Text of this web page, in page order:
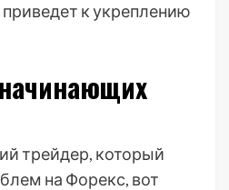
к укреплению
трейдер, который
на Форекс, вот